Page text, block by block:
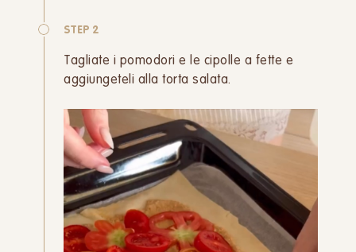
STEP 2
Tagliate i pomodori e le cipolle a fette e
aggiungeteli alla torta salata.